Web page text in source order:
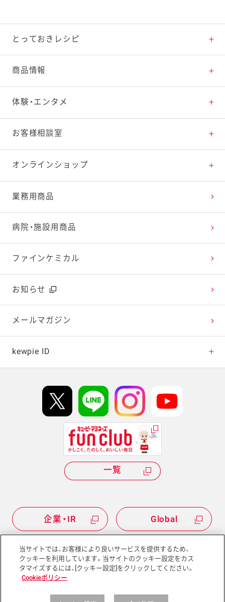
企業・IR Global
とっておきレシピ
とっておきレシピトップ
素材の知識
料理の基本
特集レシピ
レシピランキング
レシピ動画
今日のレシピギャラリー
商品情報
商品情報トップ
新商品・リニューアル品一覧
販売終了商品一覧
体験・エンタメ
体験・エンタメトップ
マヨテラス（見学施設）
オープンキッチン（工場見学）
深谷テラス ヤサイな仲間たちファーム
おたのしみコンテンツ
広告ギャラリー
テレビ・ラジオ
キャンペーン・イベント
お客様相談室
お客様相談室トップ
よくお寄せいただくご質問
お客様の声を活かしました
オンラインショップ
Qummy
キユーピーウエルネス
業務用商品
病院・施設用商品
ファインケミカル
お知らせ
メールマガジン
kewpie ID
Hi! kewpieについて
Qummyについて
一覧
サイトマップ サイトポリシー
当サイトでは、お客様により良いサービスを提供するため、
クッキーを利用しています。当サイトのクッキー設定をカス
タマイズするには、[クッキー設定]をクリックしてください。
Cookieポリシー